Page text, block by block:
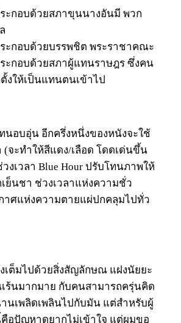
ะกอบด้วยสภาขุนนางอันมี พวก
ะกอบด้วยบรรพชิต พระราชาคณะ
ะกอบด้วยสภาผู้แทนราษฎร ซึ่งคน
งให้เป็นแทนตนเข้าไป
นอบอุ่น อีกครึ่งหนึ่งของหนังจะใช้
(จะทำให้สีแดง/เลือด โดดเด่นขึ้น
งเวลา Blue Hour ปรับโทนภาพให้
ย็นชา ช่วงเวลาแห่งความชั่ว
าศแห่งความตายแผ่ปกคลุมไปทั่ว
เต็มไปด้วยสิ่งสัญลักษณ แฝงนัยยะ
ร้นมากมาย กับคนสามารถครุ่นคิด
นเพลิดเพลินไปกับมัน แต่สำหรับผู้
อปัญหาดูยากไม่เข้าใจ แต่ผมขอ